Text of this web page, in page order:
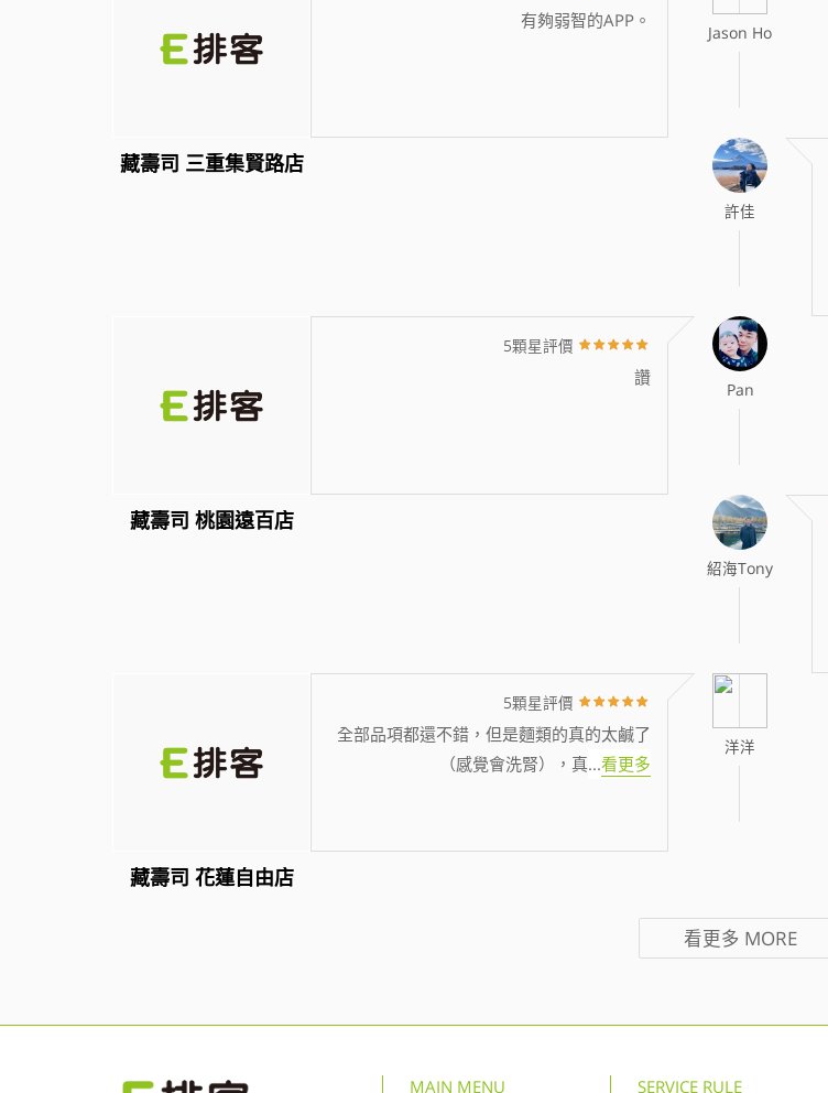
Jason Ho
有夠弱智的APP。
藏壽司 三重集賢路店
許佳
Pan
5顆星評價
讚
藏壽司 桃園遠百店
紹海Tony
洋洋
5顆星評價
全部品項都還不錯，但是麵類的真的太鹹了
（感覺會洗腎），真...看更多
藏壽司 花蓮自由店
看更多 MORE
MAIN MENU SERVICE RULE